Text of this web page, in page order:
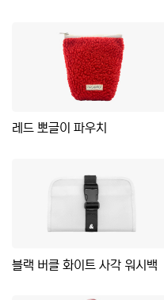
레드 뽀글이 파우치
블랙 버클 화이트 사각 워시백